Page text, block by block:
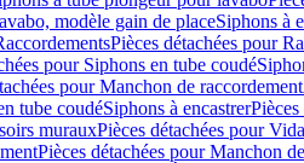
modèle gain de placeSiphons à
Pièces détachées pour
pour Siphons en tube coudé
pour Manchon de raccordement
tube coudéSiphons à encastrer
murauxPièces détachées pour
Pièces détachées pour Manchon